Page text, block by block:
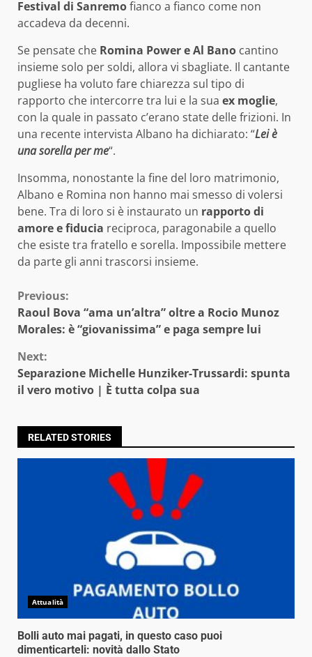
Festival di Sanremofianco a fianco come non
accadeva da decenni.
Se pensate che Romina Power e Al Bano cantino
insieme solo per soldi, allora vi sbagliate. Il cantante
pugliese ha voluto fare chiarezza sul tipo di
rapporto che intercorre tra lui e la sua ex moglie,
con la quale in passato c’erano state delle frizioni. In
una recente intervista Albano ha dichiarato: “Lei è
una sorella per me“.
Insomma, nonostante la fine del loro matrimonio,
Albano e Romina non hanno mai smesso di volersi
bene. Tra di loro si è instaurato un rapporto di
amore e fiducia reciproca, paragonabile a quello
che esiste tra fratello e sorella. Impossibile mettere
da parte gli anni trascorsi insieme.
Continue
Reading
Previous:
Raoul Bova “ama un’altra” oltre a Rocio Munoz
Morales: è “giovanissima” e paga sempre lui
Next:
Separazione Michelle Hunziker-Trussardi: spunta
il vero motivo | È tutta colpa sua
RELATED STORIES
Attualità
Bolli auto mai pagati, in questo caso puoi
dimenticarteli: novità dallo Stato